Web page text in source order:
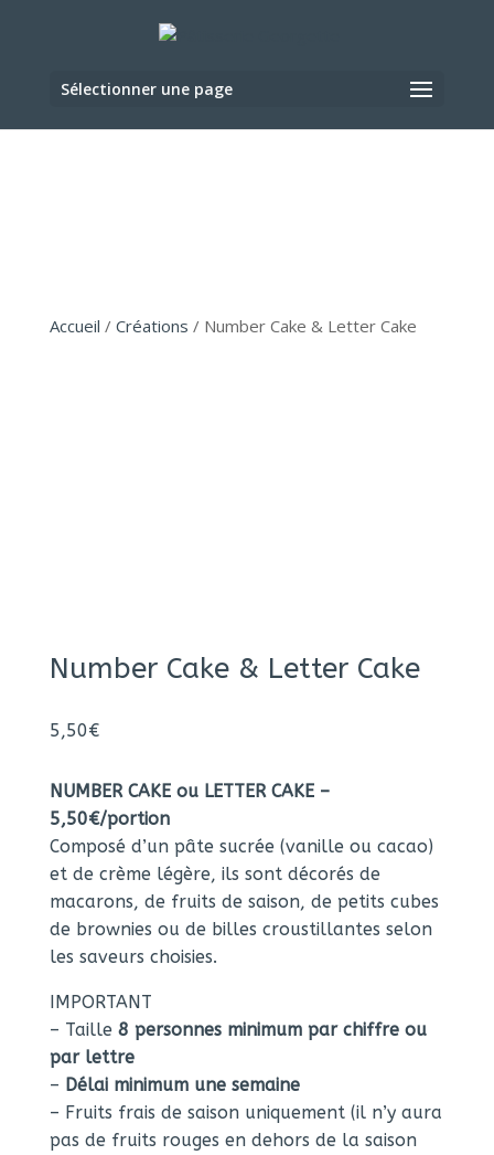
Sélectionner une page
Accueil / Créations / Number Cake & Letter Cake
Number Cake & Letter Cake
5,50€
NUMBER CAKE ou LETTER CAKE –
5,50€/portion
Composé d’un pâte sucrée (vanille ou cacao)
et de crème légère, ils sont décorés de
macarons, de fruits de saison, de petits cubes
de brownies ou de billes croustillantes selon
les saveurs choisies.
IMPORTANT
– Taille 8 personnes minimum par chiffre ou
par lettre
– Délai minimum une semaine
– Fruits frais de saison uniquement (il n’y aura
pas de fruits rouges en dehors de la saison